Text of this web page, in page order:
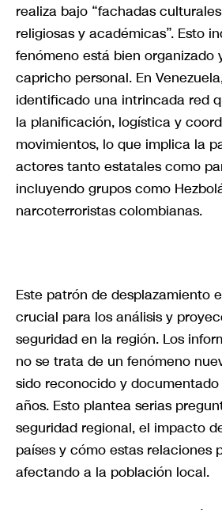
realiza bajo “fachadas
religiosas y académicas”. Esto
fenómeno está bien organizado
capricho personal. En
identificado una intrincada red
la planificación, logística y
movimientos, lo que implica la
actores tanto estatales como
incluyendo grupos como
narcoterroristas colombianas.
Este patrón de desplazamiento
crucial para los análisis y
seguridad en la región. Los
no se trata de un fenómeno
sido reconocido y
años. Esto plantea serias
seguridad regional, el impacto
países y cómo estas relaciones
afectando a la población local.